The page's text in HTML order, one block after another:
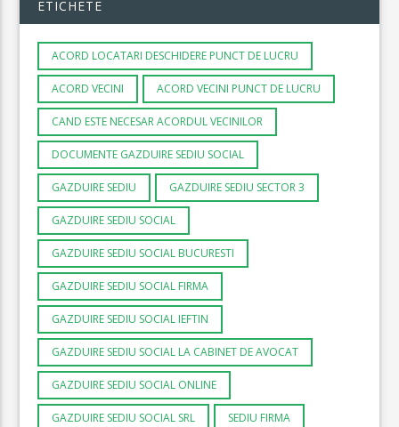
ETICHETE
ACORD LOCATARI DESCHIDERE PUNCT DE LUCRU
ACORD VECINI ACORD VECINI PUNCT DE LUCRU
CAND ESTE NECESAR ACORDUL VECINILOR
DOCUMENTE GAZDUIRE SEDIU SOCIAL
GAZDUIRE SEDIU GAZDUIRE SEDIU SECTOR 3
GAZDUIRE SEDIU SOCIAL
GAZDUIRE SEDIU SOCIAL BUCURESTI
GAZDUIRE SEDIU SOCIAL FIRMA
GAZDUIRE SEDIU SOCIAL IEFTIN
GAZDUIRE SEDIU SOCIAL LA CABINET DE AVOCAT
GAZDUIRE SEDIU SOCIAL ONLINE
GAZDUIRE SEDIU SOCIAL SRL SEDIU FIRMA